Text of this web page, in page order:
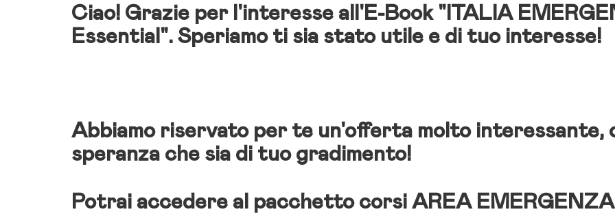
Ciao! Grazie per l'interesse all'E-Book "ITALIA
Essential". Speriamo ti sia stato utile e di tuo interesse!
Abbiamo riservato per te un'offerta molto interessante,
speranza che sia di tuo gradimento!
Potrai accedere al pacchetto corsi AREA EMERGENZA